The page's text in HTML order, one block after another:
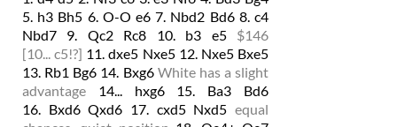
5. h3 Bh5 6. O-O e6 7. Nbd2 Bd6 8.c4
Nbd7
9. Qc2 Rc8 10. b3 e5
$146
[10...c5!?] 11.dxe5 Nxe5 12. Nxe5 Bxe5
13. Rb1 Bg6 14. Bxg6 White has a slight
advantage
14... hxg6 15. Ba3
Bd6
16. Bxd6 Qxd6 17. cxd5 Nxd5 equal